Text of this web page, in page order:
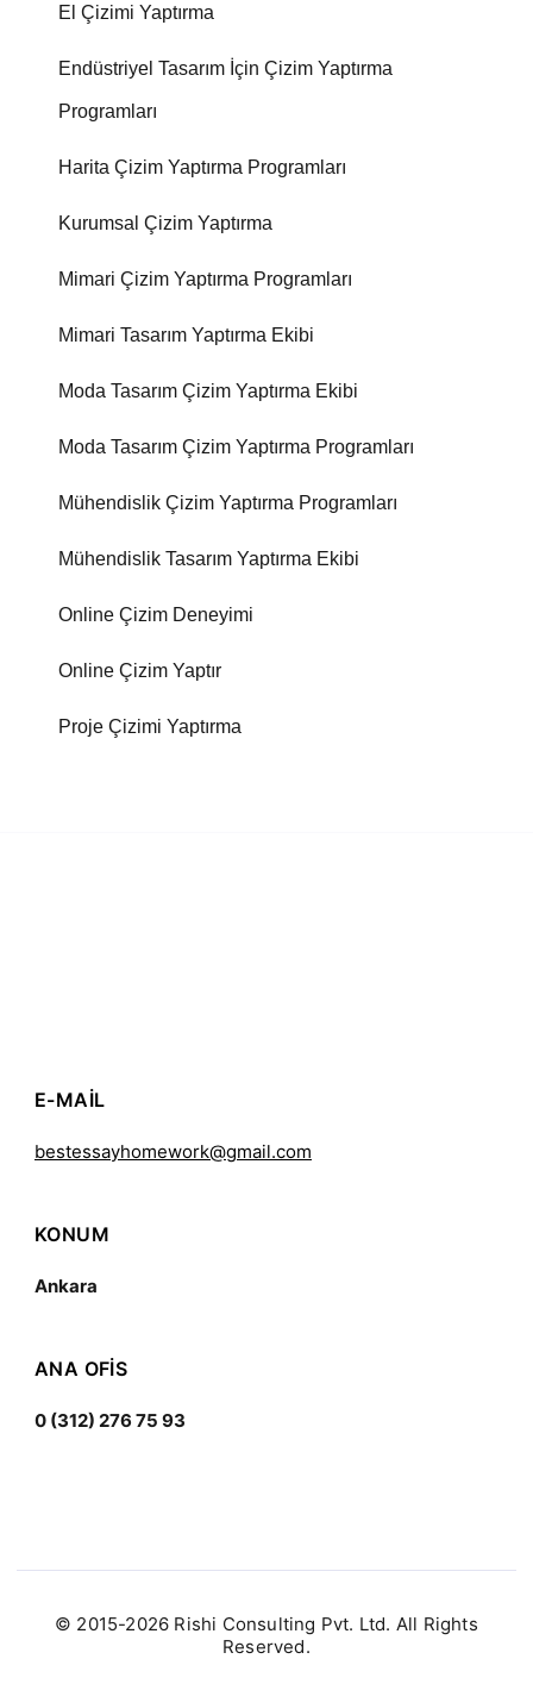
El Çizimi Yaptırma
Endüstriyel Tasarım İçin Çizim Yaptırma
Programları
Harita Çizim Yaptırma Programları
Kurumsal Çizim Yaptırma
Mimari Çizim Yaptırma Programları
Mimari Tasarım Yaptırma Ekibi
Moda Tasarım Çizim Yaptırma Ekibi
Moda Tasarım Çizim Yaptırma Programları
Mühendislik Çizim Yaptırma Programları
Mühendislik Tasarım Yaptırma Ekibi
Online Çizim Deneyimi
Online Çizim Yaptır
Proje Çizimi Yaptırma
E-MAIL
bestessayhomework@gmail.com
KONUM
Ankara
ANA OFIS
0 (312) 276 75 93
© 2015-2026 Rishi Consulting Pvt. Ltd. All Rights
Reserved.